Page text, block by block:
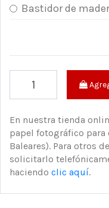
Bastidor de
En nuestra tienda
papel fotográfico para
Baleares). Para otros
solicitarlo
haciendo clic aquí.